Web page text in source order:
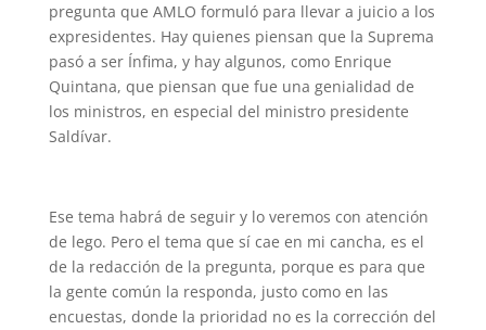
pregunta que AMLO formuló para llevar a juicio a los
expresidentes. Hay quienes piensan que la Suprema
pasó a ser Ínfima, y hay algunos, como Enrique
Quintana, que piensan que fue una genialidad de
los ministros, en especial del ministro presidente
Saldívar.
Ese tema habrá de seguir y lo veremos con atención
de lego. Pero el tema que sí cae en mi cancha, es el
de la redacción de la pregunta, porque es para que
la gente común la responda, justo como en las
encuestas, donde la prioridad no es la corrección del